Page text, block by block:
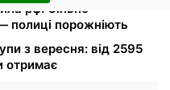
рф: Сільпо
полиці порожніють
з вересня: від 2595
отримає